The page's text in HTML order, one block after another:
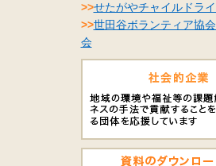
>>せたがやチャイルドラ
>>世田谷ボランティア協
会